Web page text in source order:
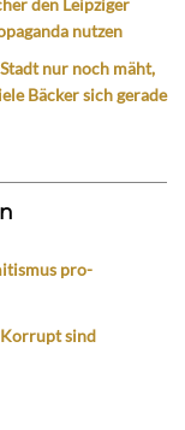
den Leipziger
nutzen
nur noch mäht,
Bäcker sich gerade
pro-
sind